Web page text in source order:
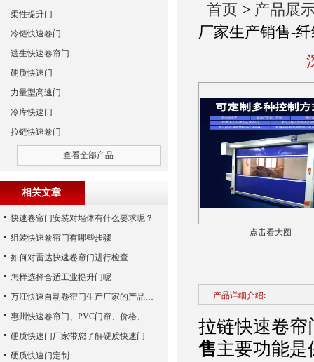
首页 > 产品展
厂家生产销售-
点击看大图
产品详细介绍:
拉链快速卷帘
售主要功能是
柔性提升门
冷链快速卷门
逃生快速卷帘门
硬质快速门
力量型高速门
冷库快速门
拉链快速卷门
查看全部产品
相关文章
快速卷帘门安装对墙体有什么要求呢？
组装快速卷帘门有哪些步骤
如何对雷达快速卷帘门进行检查
怎样选择合适工业提升门呢
万江快速自动卷帘门生产厂家的产品使用性能
惠州快速卷帘门、PVC门帘、价格、维修
硬质快速门厂家带您了解硬质快速门
硬质快速门定制